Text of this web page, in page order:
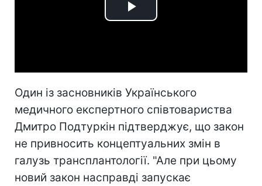
Play
Один із засновників Українського
медичного експертного співтовариства
Дмитро Подтуркін підтверджує, що закон
не привносить концептуальних змін в
галузь трансплантології. "Але при цьому
новий закон насправді запускає